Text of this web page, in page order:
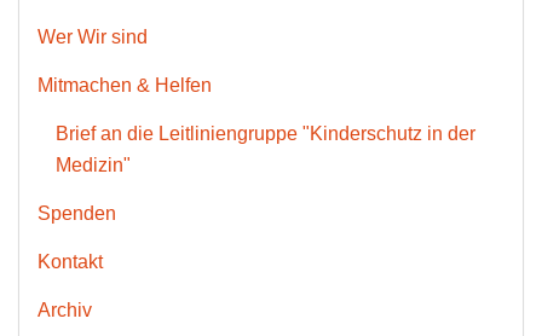
Wer Wir sind
Mitmachen & Helfen
Brief an die Leitliniengruppe "Kinderschutz in der
Medizin"
Spenden
Kontakt
Archiv